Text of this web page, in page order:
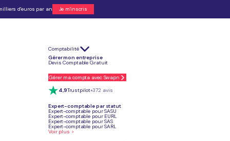
d'euros par an Je m'inscris
Comptabilité
Gérer mon entreprise
Devis Comptable Gratuit
Gérer ma compta avec Swapn
4,9Trustpilot+372 avis
Expert-comptable par statut
Expert-comptable pour SASU
Expert-comptable pour EURL
Expert-comptable pour SAS
Expert-comptable pour SARL
Voir plus >
sociale.
une couverture volontaire.
sont gérées à partir de 29 €/mois.